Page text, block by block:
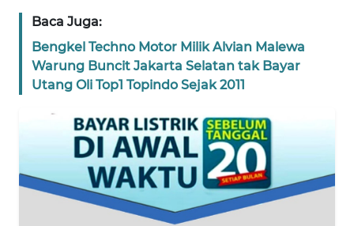
Baca Juga:
Bengkel Techno Motor Milik Alvian Malewa
Warung Buncit Jakarta Selatan tak Bayar
Utang Oli Top1 Topindo Sejak 2011
WN
WN
KEPRI
WN